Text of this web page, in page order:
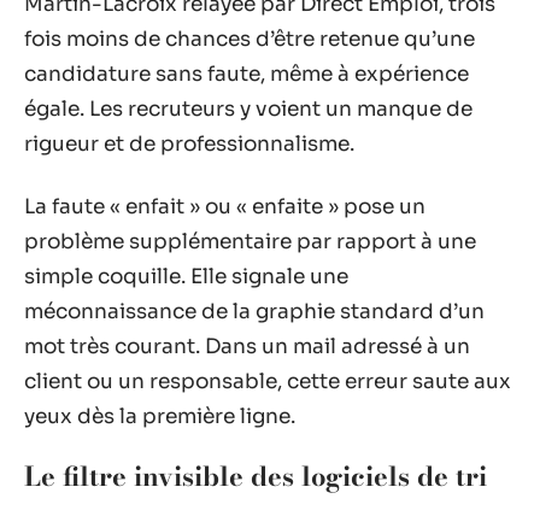
fois moins de chances d’être retenue qu’une
candidature sans faute, même à expérience
égale. Les recruteurs y voient un manque de
rigueur et de professionnalisme.
La faute « enfait » ou « enfaite » pose un
problème supplémentaire par rapport à une
simple coquille. Elle signale une
méconnaissance de la graphie standard d’un
mot très courant. Dans un mail adressé à un
client ou un responsable, cette erreur saute aux
yeux dès la première ligne.
Le filtre invisible des logiciels de tri